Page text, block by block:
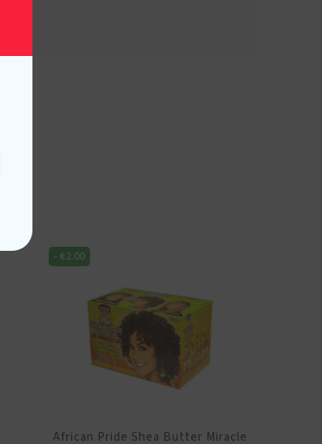
-€2.00
African Pride Shea Butter Miracle